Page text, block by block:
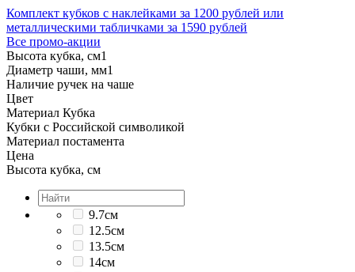
Комплект кубков с наклейками за 1200 рублей или
металлическими табличками за 1590 рублей
Все промо-акции
Высота кубка, см1
Диаметр чаши, мм1
Наличие ручек на чаше
Цвет
Материал Кубка
Кубки с Российской символикой
Материал постамента
Цена
Высота кубка, см
9.7см
12.5см
13.5см
14см